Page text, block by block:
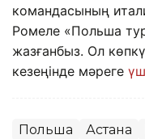
командасының
Ромеле «Польша
жазғанбыз. Ол
кезеңінде мәреге
Польша Астана